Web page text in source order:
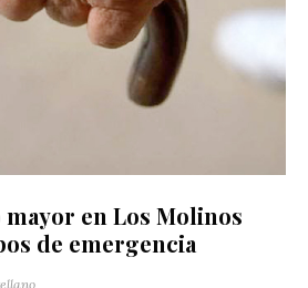
en Los Molinos
de emergencia